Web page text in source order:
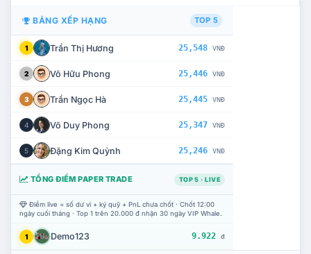
BẢNG XẾP HẠNG TOP 5
1 Trần Thị Hương 25,548 VNĐ
2 Võ Hữu Phong 25,446 VNĐ
3 Trần Ngọc Hà 25,445 VNĐ
4 Võ Duy Phong 25,347 VNĐ
5 Đặng Kim Quỳnh 25,246 VNĐ
TỔNG ĐIỂM PAPER TRADE TOP 5 · LIVE
Điểm live = số dư ví + ký quỹ + PnL chưa chốt · Chốt 12:00
ngày cuối tháng · Top 1 trên 20.000 đ nhận 30 ngày VIP Whale.
1 Demo123 9.922 đ